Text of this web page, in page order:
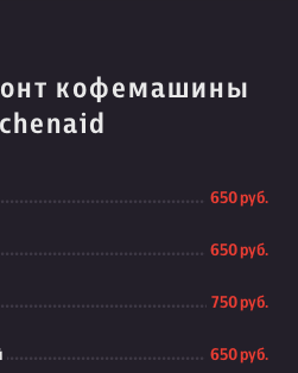
кофемашины
650 руб.
650 руб.
750 руб.
650 руб.